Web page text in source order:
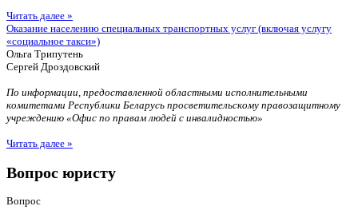
Читать далее »
Оказание населению специальных транспортных услуг (включая услугу
«социальное такси»)
Ольга Трипутень
Сергей Дроздовский
По информации, предоставленной областными исполнительными
комитетами Республики Беларусь просветительскому правозащитному
учреждению «Офис по правам людей с инвалидностью»
Читать далее »
Вопрос юристу
Вопрос